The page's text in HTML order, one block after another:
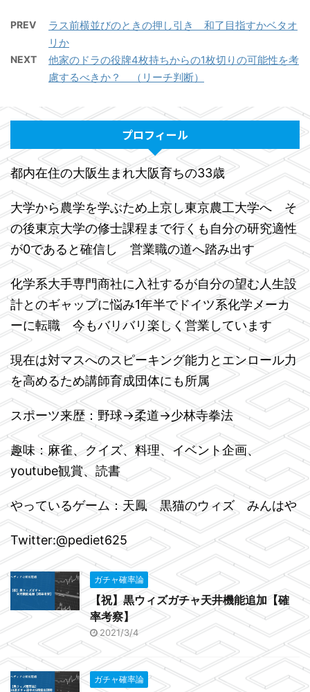
PREV
ラス前横並びのときの押し引き 和了目指すかベタオ
リか
NEXT
他家のドラの役牌4枚持ちからの1枚切りの可能性を考
慮するべきか？ （リーチ判断）
プロフィール
都内在住の大阪生まれ大阪育ちの33歳
大学から農学を学ぶため上京し東京農工大学へ そ
の後東京大学の修士課程まで行くも自分の研究適性
が0であると確信し 営業職の道へ踏み出す
化学系大手専門商社に入社するが自分の望む人生設
計とのギャップに悩み1年半でドイツ系化学メーカ
ーに転職 今もバリバリ楽しく営業しています
現在は対マスへのスピーキング能力とエンロール力
を高めるため講師育成団体にも所属
スポーツ来歴：野球→柔道→少林寺拳法
趣味：麻雀、クイズ、料理、イベント企画、
youtube観賞、読書
やっているゲーム：天鳳 黒猫のウィズ みんはや
Twitter:@pediet625
ガチャ確率論
【祝】黒ウィズガチャ天井機能追加【確
率考察】
2021/3/4
ガチャ確率論